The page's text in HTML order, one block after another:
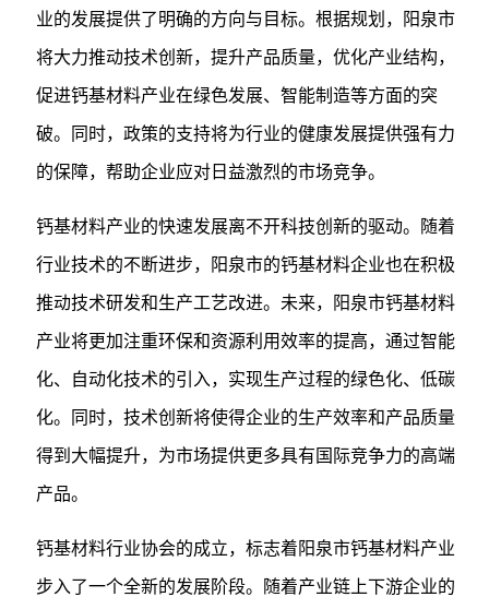
业的发展提供了明确的方向与目标。根据规划，阳泉市
将大力推动技术创新，提升产品质量，优化产业结构，
促进钙基材料产业在绿色发展、智能制造等方面的突
破。同时，政策的支持将为行业的健康发展提供强有力
的保障，帮助企业应对日益激烈的市场竞争。
钙基材料产业的快速发展离不开科技创新的驱动。随着
行业技术的不断进步，阳泉市的钙基材料企业也在积极
推动技术研发和生产工艺改进。未来，阳泉市钙基材料
产业将更加注重环保和资源利用效率的提高，通过智能
化、自动化技术的引入，实现生产过程的绿色化、低碳
化。同时，技术创新将使得企业的生产效率和产品质量
得到大幅提升，为市场提供更多具有国际竞争力的高端
产品。
钙基材料行业协会的成立，标志着阳泉市钙基材料产业
步入了一个全新的发展阶段。随着产业链上下游企业的